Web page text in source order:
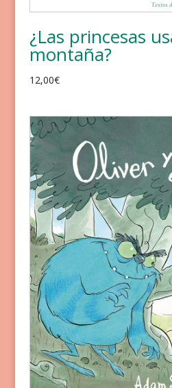
¿Las princesas
montaña?
12,00€